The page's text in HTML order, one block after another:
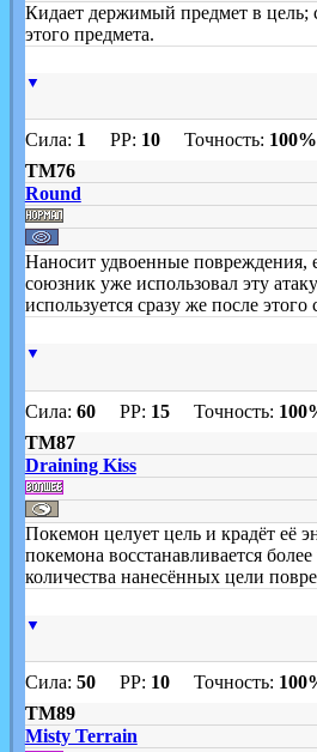
Кидает держимый предмет в цель;
этого предмета.
▼
Сила: 1 PP: 10Точность: 100%
TM76
Round
Наносит удвоенные повреждения,
союзник уже использовал эту
используется сразу же после этого
▼
Сила: 60PP: 15Точность:
TM87
Draining Kiss
Покемон целует цель и крадёт её
покемона восстанавливается
количества нанесённых цели
▼
Сила: 50PP: 10Точность:
TM89
Misty Terrain